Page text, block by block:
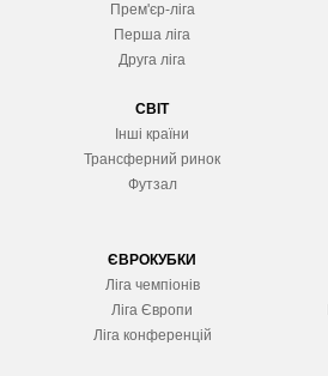
Прем'єр-ліга
Перша ліга
Друга ліга
СВІТ
Інші країни
Трансферний ринок
Футзал
ЄВРОКУБКИ
Ліга чемпіонів
Ліга Європи
Ліга конференцій